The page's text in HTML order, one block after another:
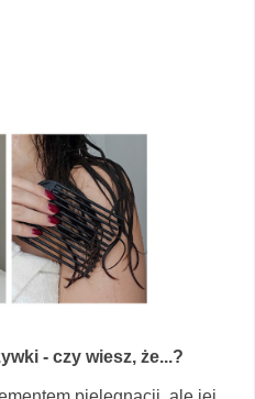
- czy wiesz, że...?